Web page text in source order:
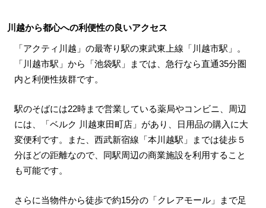
川越から都心への利便性の良いアクセス
「アクティ川越」の最寄り駅の東武東上線「川越市駅」。
「川越市駅」から「池袋駅」までは、急行なら直通35分圏
内と利便性抜群です。
駅のそばには22時まで営業している薬局やコンビニ、周辺
には、「ベルク 川越東田町店」があり、日用品の購入に大
変便利です。また、西武新宿線「本川越駅」までは徒歩５
分ほどの距離なので、同駅周辺の商業施設を利用すること
も可能です。
さらに当物件から徒歩で約15分の「クレアモール」まで足